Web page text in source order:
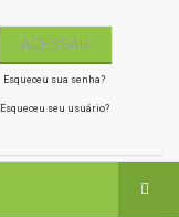
Esqueceu sua senha?
Esqueceu seu usuário?